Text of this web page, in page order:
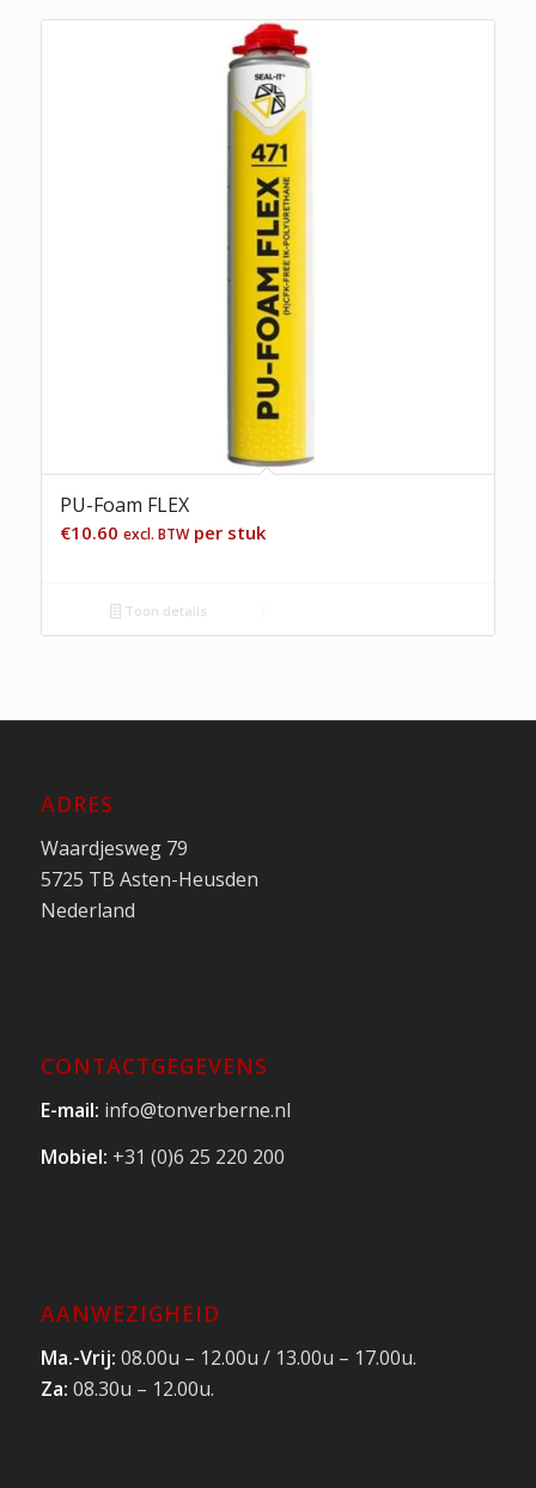
PU-Foam FLEX
€10.60 excl. BTWper stuk
Toon details
ADRES
Waardjesweg 79
5725 TB Asten-Heusden
Nederland
CONTACTGEGEVENS
E-mail: info@tonverberne.nl
Mobiel: +31 (0)6 25 220 200
AANWEZIGHEID
Ma.-Vrij: 08.00u – 12.00u / 13.00u – 17.00u.
Za: 08.30u – 12.00u.